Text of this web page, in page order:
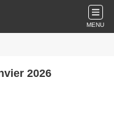
MENU
2026